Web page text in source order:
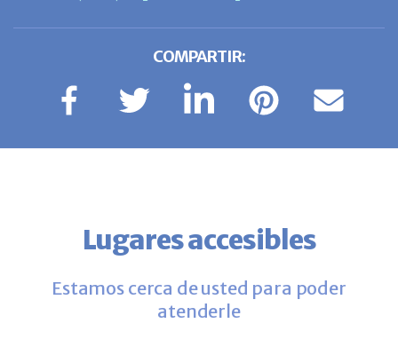
COMPARTIR:
Lugares accesibles
Estamos cerca de usted para poder
atenderle